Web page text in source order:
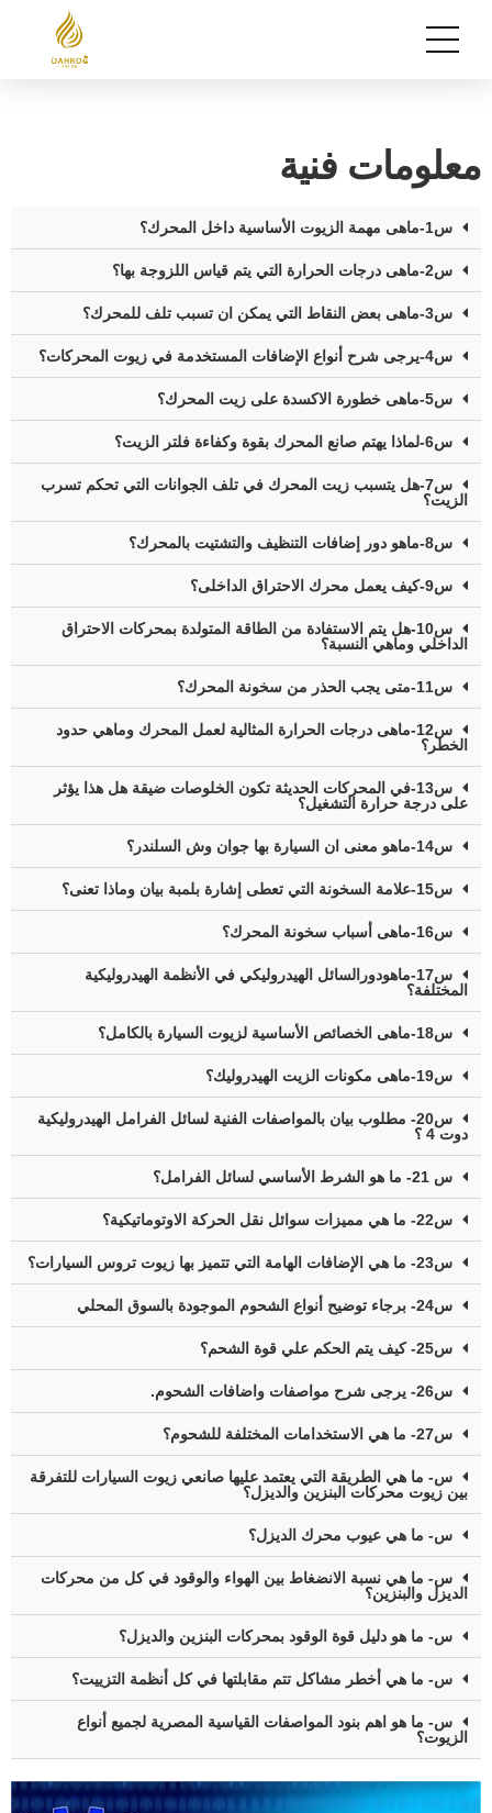
معلومات فنية
س1-ماهى مهمة الزيوت الأساسية داخل المحرك؟
س2-ماهى درجات الحرارة التي يتم قياس اللزوجة بها؟
س3-ماهى بعض النقاط التي يمكن ان تسبب تلف للمحرك؟
س4-يرجى شرح أنواع الإضافات المستخدمة في زيوت المحركات؟
س5-ماهى خطورة الاكسدة على زيت المحرك؟
س6-لماذا يهتم صانع المحرك بقوة وكفاءة فلتر الزيت؟
س7-هل يتسبب زيت المحرك في تلف الجوانات التي تحكم تسرب
الزيت؟
س8-ماهو دور إضافات التنظيف والتشتيت بالمحرك؟
س9-كيف يعمل محرك الاحتراق الداخلى؟
س10-هل يتم الاستفادة من الطاقة المتولدة بمحركات الاحتراق
الداخلي وماهي النسبة؟
س11-متى يجب الحذر من سخونة المحرك؟
س12-ماهى درجات الحرارة المثالية لعمل المحرك وماهي حدود
الخطر؟
س13-في المحركات الحديثة تكون الخلوصات ضيقة هل هذا يؤثر
على درجة حرارة التشغيل؟
س14-ماهو معنى ان السيارة بها جوان وش السلندر؟
س15-علامة السخونة التي تعطى إشارة بلمبة بيان وماذا تعنى؟
س16-ماهى أسباب سخونة المحرك؟
س17-ماهودورالسائل الهيدروليكي في الأنظمة الهيدروليكية
المختلفة؟
س18-ماهى الخصائص الأساسية لزيوت السيارة بالكامل؟
س19-ماهى مكونات الزيت الهيدروليك؟
س20- مطلوب بيان بالمواصفات الفنية لسائل الفرامل الهيدروليكية
دوت 4 ؟
س 21- ما هو الشرط الأساسي لسائل الفرامل؟
س22- ما هي مميزات سوائل نقل الحركة الاوتوماتيكية؟
س23- ما هي الإضافات الهامة التي تتميز بها زيوت تروس السيارات؟
س24- برجاء توضيح أنواع الشحوم الموجودة بالسوق المحلي
س25- كيف يتم الحكم علي قوة الشحم؟
س26- يرجى شرح مواصفات واضافات الشحوم.
س27- ما هي الاستخدامات المختلفة للشحوم؟
س- ما هي الطريقة التي يعتمد عليها صانعي زيوت السيارات للتفرقة
بين زيوت محركات البنزين والديزل؟
س- ما هي عيوب محرك الديزل؟
س- ما هي نسبة الانضغاط بين الهواء والوقود في كل من محركات
الديزل والبنزين؟
س- ما هو دليل قوة الوقود بمحركات البنزين والديزل؟
س- ما هي أخطر مشاكل تتم مقابلتها في كل أنظمة التزييت؟
س- ما هو اهم بنود المواصفات القياسية المصرية لجميع أنواع
الزيوت؟